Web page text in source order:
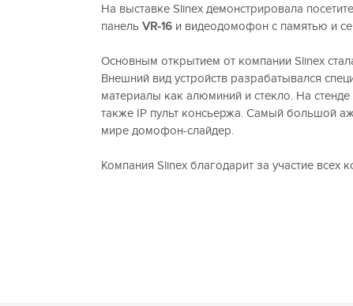
На выставке Slinex демонстрировала
панель VR-16и видеодомофон с памятью и
Основным открытием от компании Slinex
Внешний вид устройств разрабатывался
материалы как алюминий и стекло. На
также IP пульт консьержа. Самый большой
мире домофон-слайдер.
Компания Slinex благодарит за участие всех